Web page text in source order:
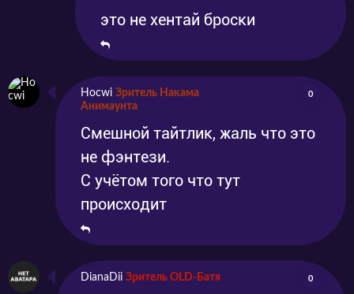
это не хентай броски
Hocwi Зритель Накама
Анимаунта
0
Смешной тайтлик, жаль что это
не фэнтези.
С учётом того что тут
происходит
DianaDii Зритель OLD-Батя 0